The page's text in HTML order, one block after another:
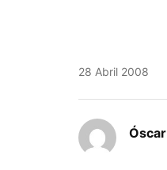
28 Abril 2008
Óscar